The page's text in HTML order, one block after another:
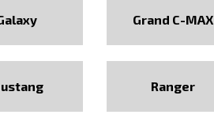
Grand C-MAX
Ranger